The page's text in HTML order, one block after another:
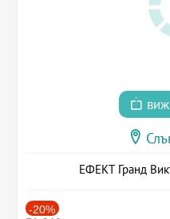
ЕФЕКТ Гранд
-20%